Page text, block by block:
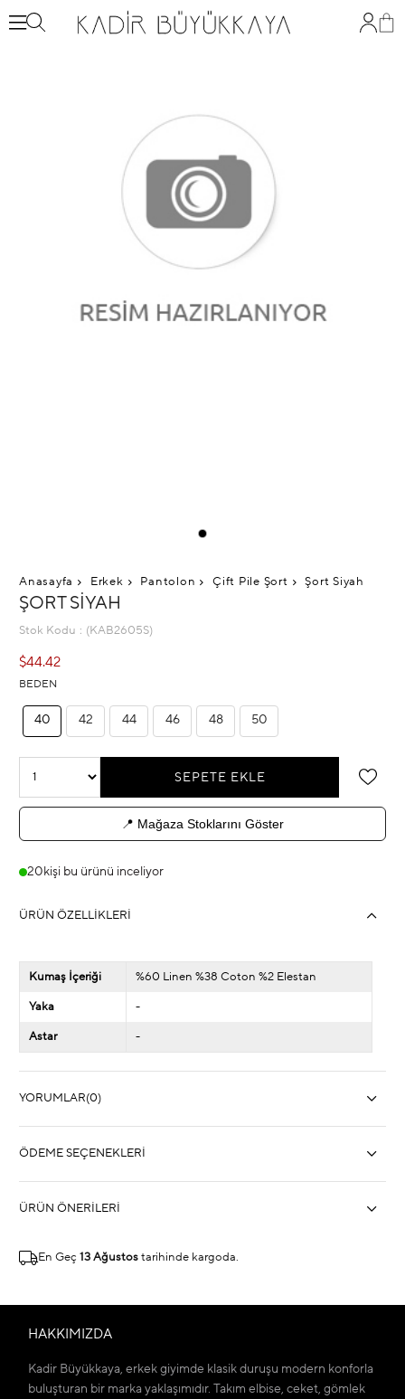
Anasayfa Erkek Pantolon Çift Pile Şort Şort Siyah
ŞORT SIYAH
Stok Kodu (KAB2605S)
$44.42
BEDEN
40 42 44 46 48 50
📍 Mağaza Stoklarını Göster
20 kişi bu ürünü inceliyor
ÜRÜN ÖZELLIKLERI
Kumaş İçeriği %60 Linen %38 Coton %2 Elestan
Yaka -
Astar -
YORUMLAR(0)
ÖDEME SEÇENEKLERI
ÜRÜN ÖNERILERI
En Geç 13 Ağustos tarihinde kargoda.
HAKKIMIZDA
Kadir Büyükkaya, erkek giyimde klasik duruşu modern konforla
buluşturan bir marka yaklaşımıdır. Takım elbise, ceket, gömlek